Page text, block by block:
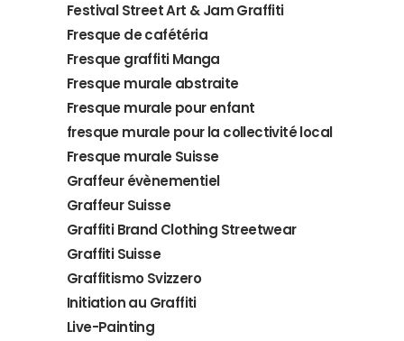
Festival Street Art & Jam Graffiti
Fresque de cafétéria
Fresque graffiti Manga
Fresque murale abstraite
Fresque murale pour enfant
fresque murale pour la collectivité local
Fresque murale Suisse
Graffeur évènementiel
Graffeur Suisse
Graffiti Brand Clothing Streetwear
Graffiti Suisse
Graffitismo Svizzero
Initiation au Graffiti
Live-Painting